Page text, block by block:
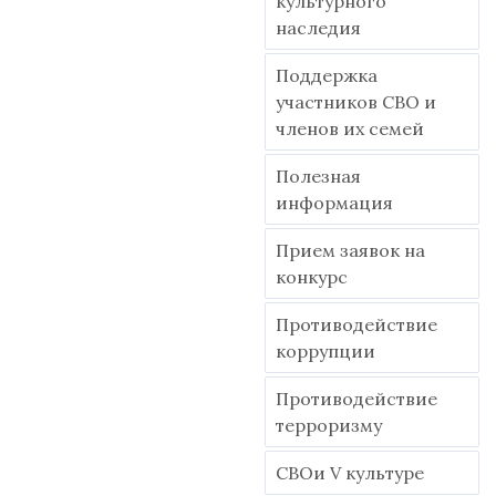
наследия
Поддержка
участников СВО и
членов их семей
Полезная
информация
Прием заявок на
конкурс
Противодействие
коррупции
Противодействие
терроризму
СВОи V культуре